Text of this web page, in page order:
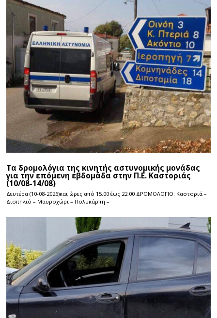
Τα δρομολόγια της κινητής αστυνομικής μονάδας
για την επόμενη εβδομάδα στην Π.Ε. Καστοριάς
(10/08-14/08)
Δευτέρα (10-08-2026)και ώρες από 15.00 έως 22.00 ΔΡΟΜΟΛΟΓΙΟ: Καστοριά –
Δισπηλιό – Μαυροχώρι – Πολυκάρπη –